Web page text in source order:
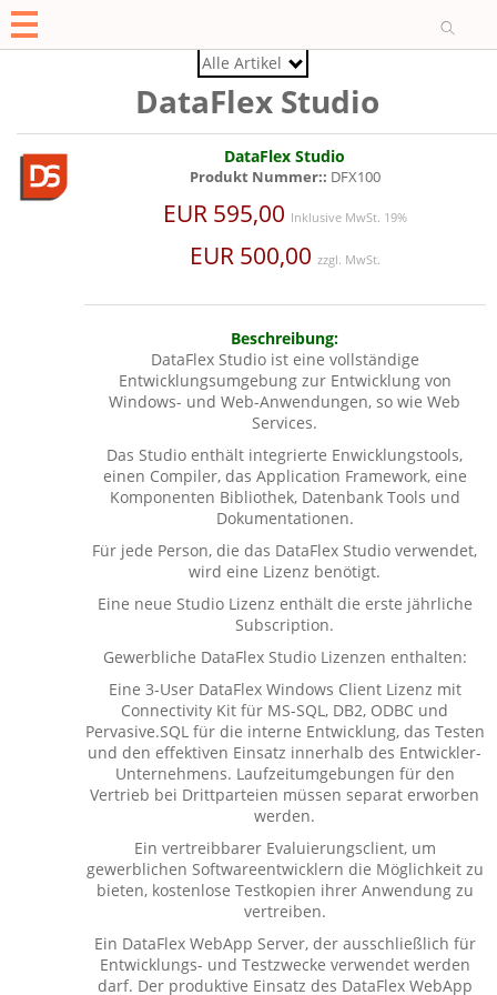
O
DataFlex Studio
DataFlex Studio
Produkt Nummer:: DFX100
EUR 595,00 Inklusive MwSt. 19%
EUR 500,00 zzgl. MwSt.
Beschreibung:
DataFlex Studio ist eine vollständige
Entwicklungsumgebung zur Entwicklung von
Windows- und Web-Anwendungen, so wie Web
Services.
Das Studio enthält integrierte Enwicklungstools,
einen Compiler, das Application Framework, eine
Komponenten Bibliothek, Datenbank Tools und
Dokumentationen.
Für jede Person, die das DataFlex Studio verwendet,
wird eine Lizenz benötigt.
Eine neue Studio Lizenz enthält die erste jährliche
Subscription.
Gewerbliche DataFlex Studio Lizenzen enthalten:
Eine 3-User DataFlex Windows Client Lizenz mit
Connectivity Kit für MS-SQL, DB2, ODBC und
Pervasive.SQL für die interne Entwicklung, das Testen
und den effektiven Einsatz innerhalb des Entwickler-
Unternehmens. Laufzeitumgebungen für den
Vertrieb bei Drittparteien müssen separat erworben
werden.
Ein vertreibbarer Evaluierungsclient, um
gewerblichen Softwareentwicklern die Möglichkeit zu
bieten, kostenlose Testkopien ihrer Anwendung zu
vertreiben.
Ein DataFlex WebApp Server, der ausschließlich für
Entwicklungs- und Testzwecke verwendet werden
darf. Der produktive Einsatz des DataFlex WebApp
Alle Artikel